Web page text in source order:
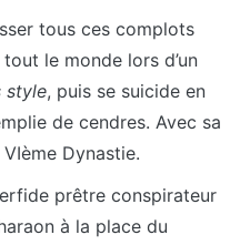
tous ces complots
le monde lors d’un
style, puis se suicide en
de cendres. Avec sa
Dynastie.
prêtre conspirateur
à la place du